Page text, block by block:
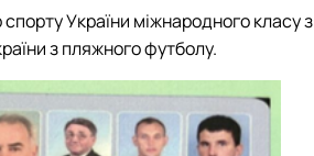
України міжнародного класу з
з пляжного футболу.